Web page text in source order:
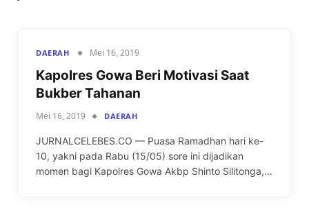
DAERAH Mei 16, 2019
Kapolres Gowa Beri Motivasi Saat
Bukber Tahanan
Mei 16, 2019 DAERAH
JURNALCELEBES.CO — Puasa Ramadhan hari ke-
10, yakni pada Rabu (15/05) sore ini dijadikan
momen bagi Kapolres Gowa Akbp Shinto Silitonga,…